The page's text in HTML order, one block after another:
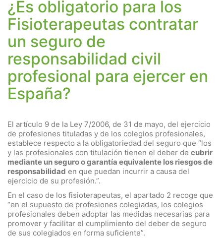
¿Es obligatorio para los
Fisioterapeutas contratar
un seguro de
responsabilidad civil
profesional para ejercer en
España?
El artículo 9 de la Ley 7/2006, de 31 de mayo, del ejercicio
de profesiones tituladas y de los colegios profesionales,
establece respecto a la obligatoriedad del seguro que “los
y las profesionales con titulación tienen el deber de cubrir
mediante un seguro o garantía equivalente los riesgos de
responsabilidad en que puedan incurrir a causa del
ejercicio de su profesión.”.
En el caso de los fisioterapeutas, el apartado 2 recoge que
“en el supuesto de profesiones colegiadas, los colegios
profesionales deben adoptar las medidas necesarias para
promover y facilitar el cumplimiento del deber de seguro
de sus colegiados en forma suficiente”.